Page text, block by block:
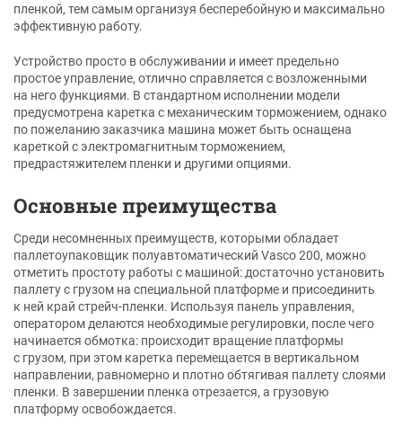
пленкой, тем самым организуя бесперебойную и максимально
эффективную работу.
Устройство просто в обслуживании и имеет предельно
простое управление, отлично справляется с возложенными
на него функциями. В стандартном исполнении модели
предусмотрена каретка с механическим торможением, однако
по пожеланию заказчика машина может быть оснащена
кареткой с электромагнитным торможением,
предрастяжителем пленки и другими опциями.
Основные преимущества
Среди несомненных преимуществ, которыми обладает
паллетоупаковщик полуавтоматический Vasco 200, можно
отметить простоту работы с машиной: достаточно установить
паллету с грузом на специальной платформе и присоединить
к ней край стрейч-пленки. Используя панель управления,
оператором делаются необходимые регулировки, после чего
начинается обмотка: происходит вращение платформы
с грузом, при этом каретка перемещается в вертикальном
направлении, равномерно и плотно обтягивая паллету слоями
пленки. В завершении пленка отрезается, а грузовую
платформу освобождается.